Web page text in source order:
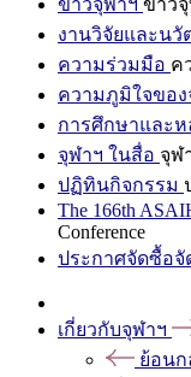
ข่าวจุฬาฯ ข่าว
งานวิจัยและนวั
ความร่วมมือ ค
ความภูมิใจของ
การศึกษาและ
จุฬาฯ ในสื่อ จุฬ
ปฏิทินกิจกรรม
The 166th
Conference
ประกาศจัดซื้อจั
เกี่ยวกับจุฬาฯ
ย้อนก